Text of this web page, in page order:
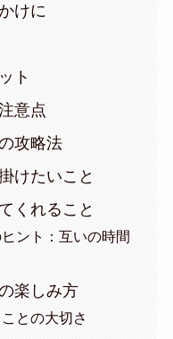
けに
ト
意点
攻略法
けたいこと
くれること
ント：互いの時間
楽しみ方
との大切さ